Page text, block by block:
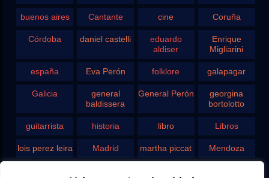
buenos aires Cantante cine Coruña
Córdoba daniel castelli
eduardo
aldiser
Enrique
Migliarini
españa Eva Perón folklore galapagar
Galicia
general
baldissera
General Perón
georgina
bortolotto
guitarrista historia libro Libros
lois perez leira Madrid martha piccat Mendoza